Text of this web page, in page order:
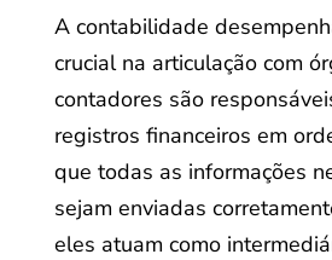
A contabilidade
crucial na articulação com
contadores são
registros financeiros em
que todas as informações
sejam enviadas
eles atuam como